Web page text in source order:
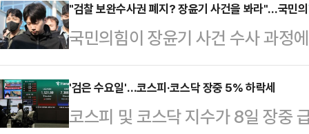
서울시교육청에 따르면 배재고는
원회의 6개월 출전정지 징계에 대
는 배재고 수석코치 명의로 제출되
제출될 예정이다.앞서 배재고 선수
열린 제81회 청룡기 전국고교야구
"검찰 보완수사권 폐지? 장윤기 사건을 봐라"…국민
국민의힘이 장윤기 사건 수사 과정
불거지자, 정부·여당을 향해 검찰
고 압박했다.김기현 의원은 8일 페
치 없이 수사권을 통째로 맡기게 되
'검은 수요일'…코스피·코스닥 장중 5% 하락세
코스피 및 코스닥 지수가 8일 장중